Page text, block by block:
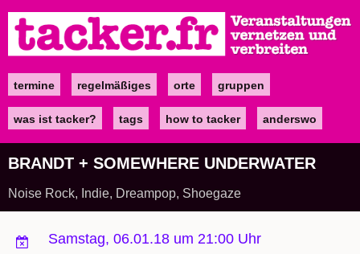
zum
Inhalt
Maintermine regelmäßiges orte gruppen
was ist tacker? tags how to tacker anderswo
BRANDT + SOMEWHERE UNDERWATER
Noise Rock, Indie, Dreampop, Shoegaze
Samstag, 06.01.18 um 21:00 Uhr